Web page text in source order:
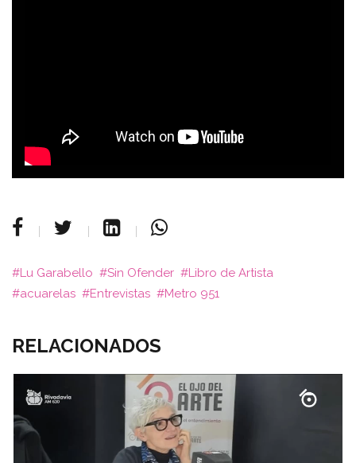
Lu Garabello Sin Ofender
Libro de Artista
acuarelas
Entrevistas Metro 951
RELACIONADOS